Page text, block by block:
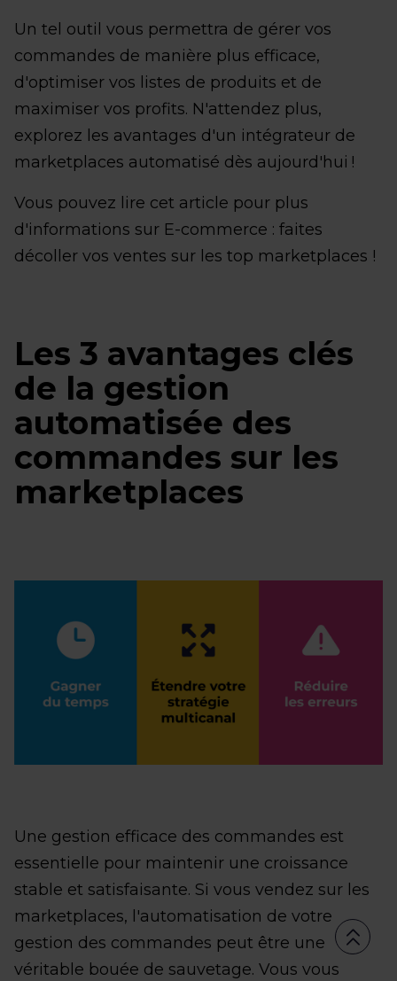
Un tel outil vous permettra de gérer vos
commandes de manière plus efficace,
d'optimiser vos listes de produits et de
maximiser vos profits. N'attendez plus,
explorez les avantages d'un intégrateur de
marketplaces automatisé dès aujourd'hui !
Vous pouvez lire cet article pour plus
d'informations sur E-commerce : faites
décoller vos ventes sur les top marketplaces !
Les 3 avantages clés
de la gestion
automatisée des
commandes sur les
marketplaces
Une gestion efficace des commandes est
essentielle pour maintenir une croissance
stable et satisfaisante. Si vous vendez sur les
marketplaces, l'automatisation de votre
gestion des commandes peut être une
véritable bouée de sauvetage. Vous vous